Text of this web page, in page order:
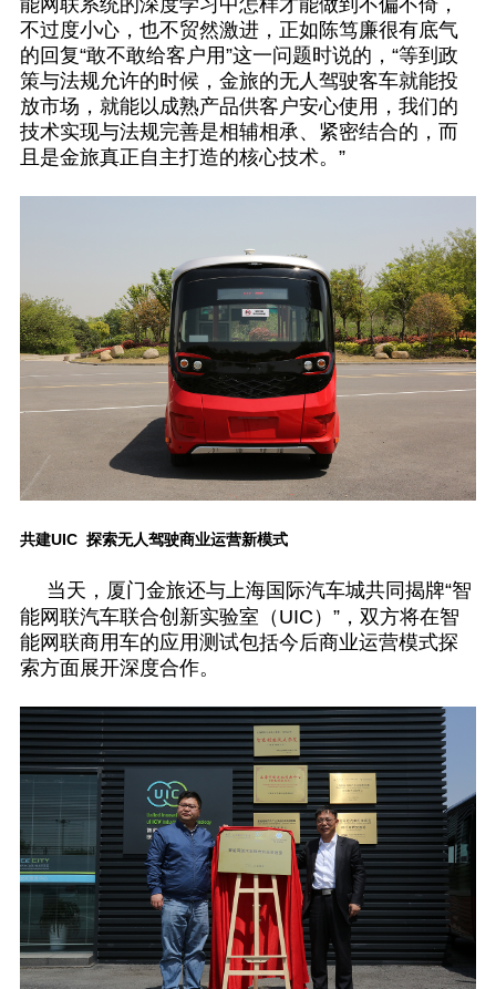
不过度小心，也不贸然激进，正如陈笃廉很有底气
的回复“敢不敢给客户用”这一问题时说的，“等到政
策与法规允许的时候，金旅的无人驾驶客车就能投
放市场，就能以成熟产品供客户安心使用，我们的
技术实现与法规完善是相辅相承、紧密结合的，而
且是金旅真正自主打造的核心技术。”
共建UIC 探索无人驾驶商业运营新模式
当天，厦门金旅还与上海国际汽车城共同揭牌“智
能网联汽车联合创新实验室（ UIC ）”，双方将在智
能网联商用车的应用测试包括今后商业运营模式探
索方面展开深度合作。